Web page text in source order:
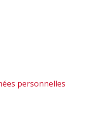
personnelles